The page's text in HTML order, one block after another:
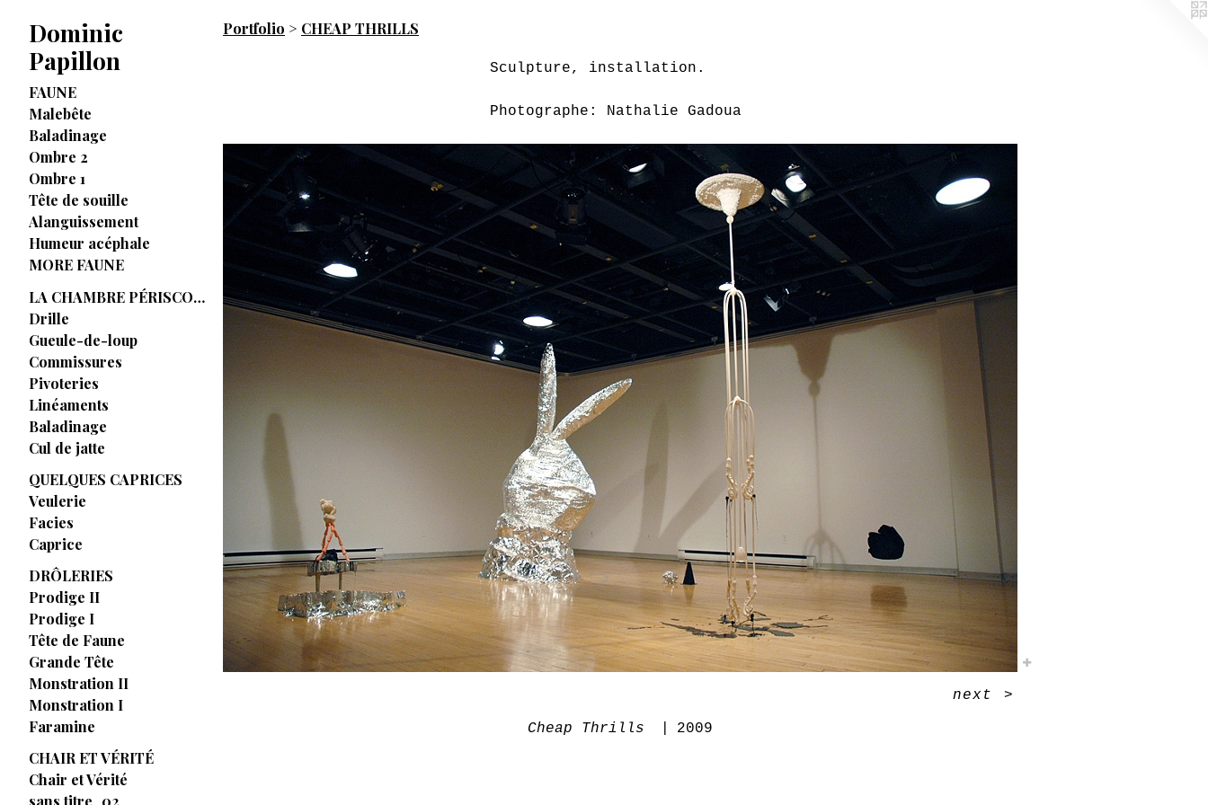
Dominic
Papillon
FAUNE
Malebête
Baladinage
Ombre 2
Ombre 1
Tête de souille
Alanguissement
Humeur acéphale
MORE FAUNE
LA CHAMBRE PÉRISCOPIQUE
Drille
Gueule-de-loup
Commissures
Pivoteries
Linéaments
Baladinage
Cul de jatte
QUELQUES CAPRICES
Veulerie
Facies
Caprice
DRÔLERIES
Prodige II
Prodige I
Tête de Faune
Grande Tête
Monstration II
Monstration I
Faramine
CHAIR ET VÉRITÉ
Chair et Vérité
sans titre_02
Portfolio > CHEAP THRILLS
Sculpture, installation.
Photographe: Nathalie Gadoua
Cheap Thrills 2009
next >